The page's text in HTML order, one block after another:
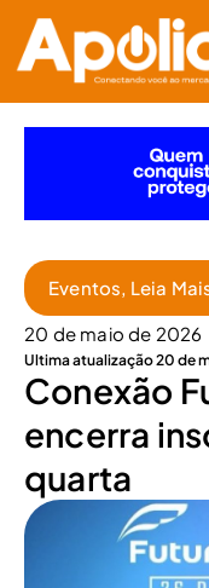
Eventos, Leia
20 de maio de 2026
Ultima atualização 20 de
Conexão
encerra
quarta